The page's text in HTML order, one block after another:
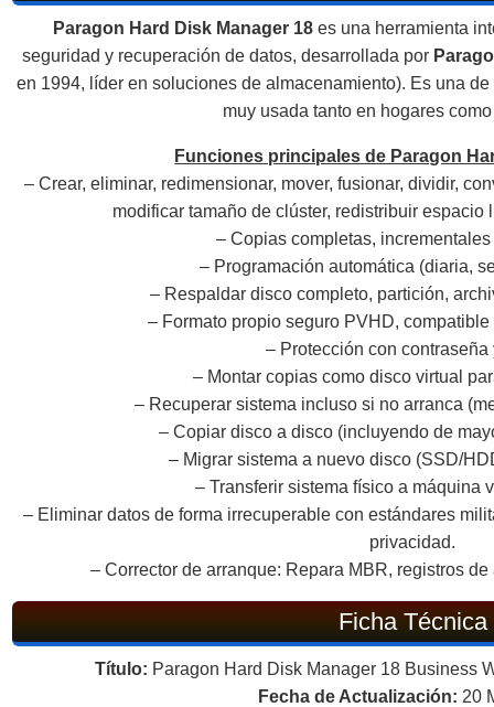
Paragon Hard Disk Manager 18es una herramienta
seguridad y recuperación de datos, desarrollada por
en 1994, líder en soluciones de almacenamiento). Es una
muy usada tanto en hogares
Funciones principales de Paragon
– Crear, eliminar, redimensionar, mover, fusionar, dividir,
modificar tamaño de clúster, redistribuir
– Copias completas,
– Programación automática (diaria,
– Respaldar disco completo, partición,
– Formato propio seguro PVHD,
– Protección con contraseña
– Montar copias como disco virtual
– Recuperar sistema incluso si no arranca
– Copiar disco a disco (incluyendo de
– Migrar sistema a nuevo disco (SSD/
– Transferir sistema físico a máquina
– Eliminar datos de forma irrecuperable con estándares
privacidad.
– Corrector de arranque: Repara MBR, registros
Ficha Técnica
Título: Paragon Hard Disk Manager 18 Business
Fecha de Actualización: 20